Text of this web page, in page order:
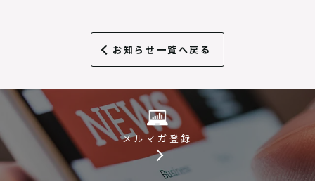
お知らせ一覧へ戻る
メルマガ登録